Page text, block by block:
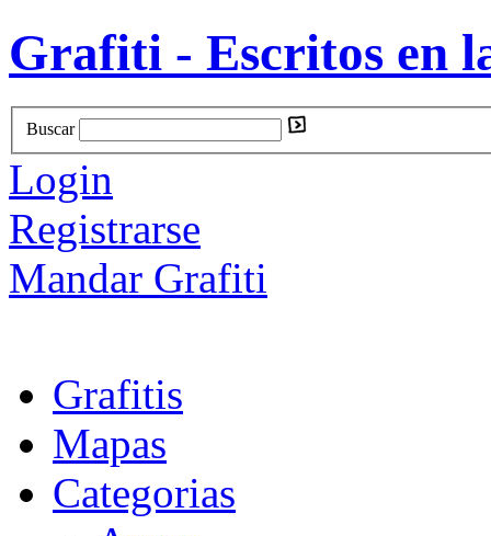
Grafiti - Escritos en
Buscar
Login
Registrarse
Mandar Grafiti
Grafitis
Mapas
Categorias